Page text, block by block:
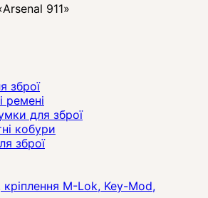
911»
зброї
ремені
для зброї
кобури
зброї
кріплення M-Lok, Key-Mod,